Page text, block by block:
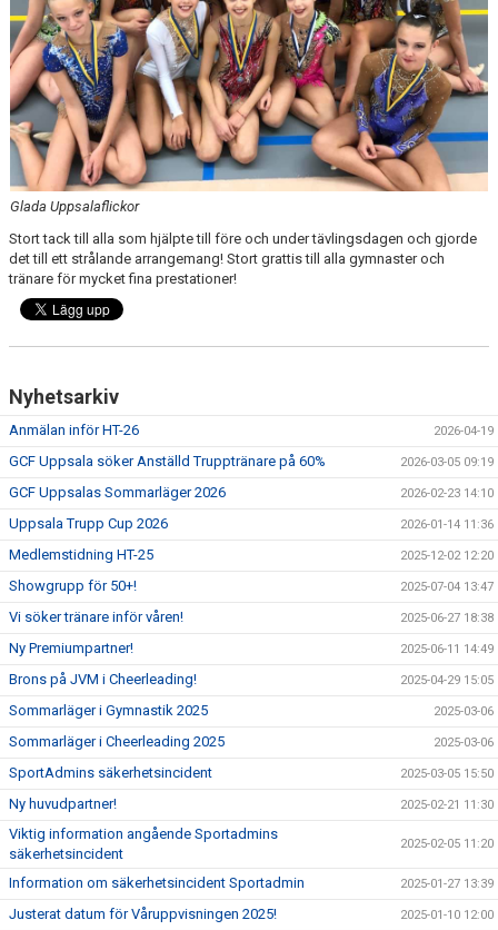
NYHETER
FÖR MEDLEMMAR
PARTNERS
TRYGG IDROTT
FAQ
Glada Uppsalaflickor
Stort tack till alla som hjälpte till före och under tävlingsdagen och gjorde
det till ett strålande arrangemang! Stort grattis till alla gymnaster och
tränare för mycket fina prestationer!
Nyhetsarkiv
Anmälan inför HT-26 2026-04-19
GCF Uppsala söker Anställd Trupptränare på 60% 2026-03-05 09:19
GCF Uppsalas Sommarläger 2026 2026-02-23 14:10
Uppsala Trupp Cup 2026 2026-01-14 11:36
Medlemstidning HT-25 2025-12-02 12:20
Showgrupp för 50+! 2025-07-04 13:47
Vi söker tränare inför våren! 2025-06-27 18:38
Ny Premiumpartner! 2025-06-11 14:49
Brons på JVM i Cheerleading! 2025-04-29 15:05
Sommarläger i Gymnastik 2025 2025-03-06
Sommarläger i Cheerleading 2025 2025-03-06
SportAdmins säkerhetsincident 2025-03-05 15:50
Ny huvudpartner! 2025-02-21 11:30
Viktig information angående Sportadmins
säkerhetsincident
2025-02-05 11:20
Information om säkerhetsincident Sportadmin 2025-01-27 13:39
Justerat datum för Våruppvisningen 2025! 2025-01-10 12:00